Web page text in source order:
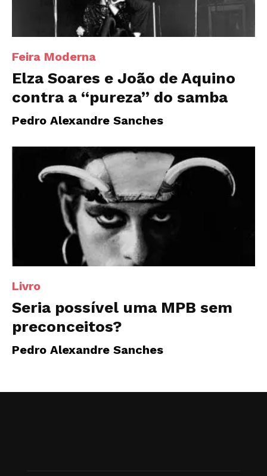
Feira Moderna
Elza Soares e João de Aquino
contra a “pureza” do samba
Pedro Alexandre Sanches
Livro
Seria possível uma MPB sem
preconceitos?
Pedro Alexandre Sanches